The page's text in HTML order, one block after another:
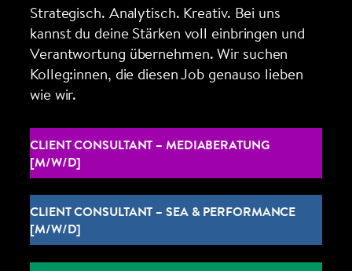
Strategisch. Analytisch. Kreativ. Bei uns
kannst du deine Stärken voll einbringen und
Verantwortung übernehmen. Wir suchen
Kolleg:innen, die diesen Job genauso lieben
wie wir.
CLIENT CONSULTANT – MEDIABERATUNG
[M/W/D]
CLIENT CONSULTANT – SEA & PERFORMANCE
[M/W/D]